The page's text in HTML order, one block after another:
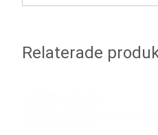
Relaterade